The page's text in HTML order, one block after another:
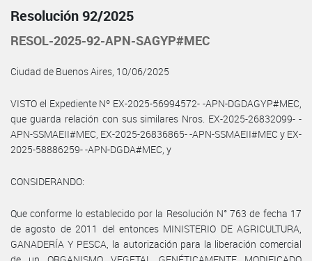
Resolución 92/2025
RESOL-2025-92-APN-SAGYP#MEC
Ciudad de Buenos Aires, 10/06/2025
VISTO el Expediente Nº EX-2025-56994572- -APN-DGDAGYP#MEC,
que guarda relación con sus similares Nros. EX-2025-26832099- -
APN-SSMAEII#MEC, EX-2025-26836865- -APN-SSMAEII#MEC y EX-
2025-58886259- -APN-DGDA#MEC, y
CONSIDERANDO:
Que conforme lo establecido por la Resolución N° 763 de fecha 17
de agosto de 2011 del entonces MINISTERIO DE AGRICULTURA,
GANADERÍA Y PESCA, la autorización para la liberación comercial